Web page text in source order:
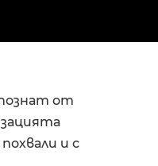
от
и с